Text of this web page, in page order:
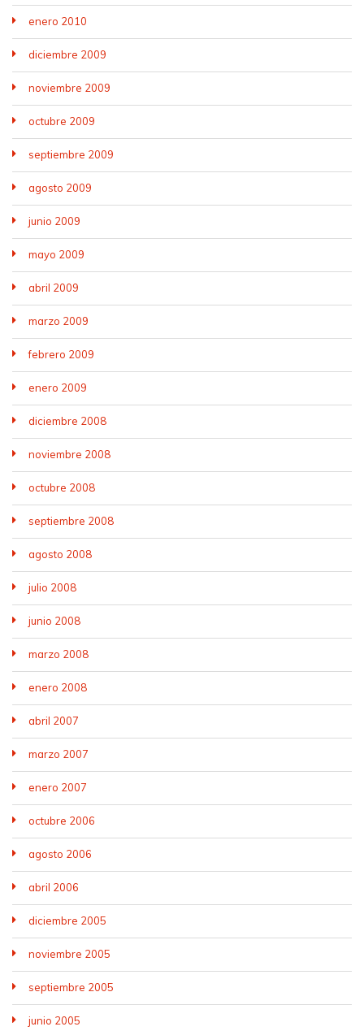
enero 2010
diciembre 2009
noviembre 2009
octubre 2009
septiembre 2009
agosto 2009
junio 2009
mayo 2009
abril 2009
marzo 2009
febrero 2009
enero 2009
diciembre 2008
noviembre 2008
octubre 2008
septiembre 2008
agosto 2008
julio 2008
junio 2008
marzo 2008
enero 2008
abril 2007
marzo 2007
enero 2007
octubre 2006
agosto 2006
abril 2006
diciembre 2005
noviembre 2005
septiembre 2005
junio 2005